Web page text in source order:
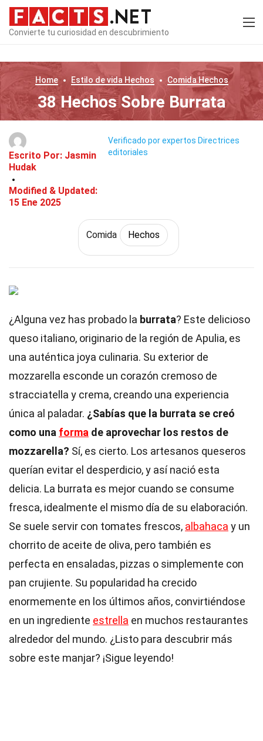
Convierte tu curiosidad en descubrimiento
Home Estilo de vida Hechos ComidaHechos
38 Hechos Sobre Burrata
Escrito Por: Jasmin
Hudak
Modified & Updated:
15 Ene 2025
Verificado por expertos Directrices
editoriales
Comida Hechos
¿Alguna vez has probado la burrata? Este delicioso
queso italiano, originario de la región de Apulia, es
una auténtica joya culinaria. Su exterior de
mozzarella esconde un corazón cremoso de
stracciatella y crema, creando una experiencia
única al paladar. ¿Sabías que la burrata se creó
como una forma de aprovechar los restos de
mozzarella? Sí, es cierto. Los artesanos queseros
querían evitar el desperdicio, y así nació esta
delicia. La burrata es mejor cuando se consume
fresca, idealmente el mismo día de su elaboración.
Se suele servir con tomates frescos, albahaca y un
chorrito de aceite de oliva, pero también es
perfecta en ensaladas, pizzas o simplemente con
pan crujiente. Su popularidad ha crecido
enormemente en los últimos años, convirtiéndose
en un ingrediente estrella en muchos restaurantes
alrededor del mundo. ¿Listo para descubrir más
sobre este manjar? ¡Sigue leyendo!